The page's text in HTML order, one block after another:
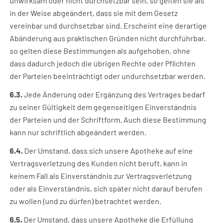
in der Weise abgeändert, dass sie mit dem Gesetz
vereinbar und durchsetzbar sind. Erscheint eine derartige
Abänderung aus praktischen Gründen nicht durchführbar,
so gelten diese Bestimmungen als aufgehoben, ohne
dass dadurch jedoch die übrigen Rechte oder Pflichten
der Parteien beeinträchtigt oder undurchsetzbar werden.
6.3.Jede Änderung oder Ergänzung des Vertrages bedarf
zu seiner Gültigkeit dem gegenseitigen Einverständnis
der Parteien und der Schriftform. Auch diese Bestimmung
kann nur schriftlich abgeändert werden.
6.4. Der Umstand, dass sich unsere Apotheke auf eine
Vertragsverletzung des Kunden nicht beruft, kann in
keinem Fall als Einverständnis zur Vertragsverletzung
oder als Einverständnis, sich später nicht darauf berufen
zu wollen (und zu dürfen) betrachtet werden.
6.5. Der Umstand, dass unsere Apotheke die Erfüllung